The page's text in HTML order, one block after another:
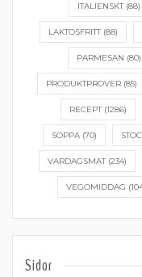
ITALIENSKT(88)
LAKTOSFRITT(88)
PARMESAN (80)
PRODUKTPROVER(85)
RECEPT(1286)
SOPPA(70)
VARDAGSMAT(234)
VEGOMIDDAG
Sidor